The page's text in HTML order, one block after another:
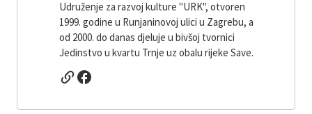
Udruženje za razvoj kulture "URK", otvoren
1999. godine u Runjaninovoj ulici u Zagrebu, a
od 2000. do danas djeluje u bivšoj tvornici
Jedinstvo u kvartu Trnje uz obalu rijeke Save.